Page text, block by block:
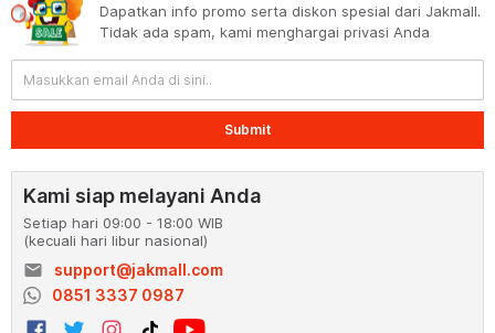
Dapatkan info promo serta diskon spesial dari Jakmall.
Tidak ada spam, kami menghargai privasi Anda
Submit
Kami siap melayani Anda
Setiap hari 09:00 - 18:00 WIB
(kecuali hari libur nasional)
email
support@jakmall.com
0851 3337 0987